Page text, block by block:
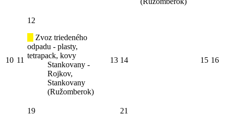
10 11
12
Zvoz triedeného
odpadu - plasty,
tetrapack, kovy
Stankovany -
Rojkov,
Stankovany
(Ružomberok)
13 14 15 16
19
21